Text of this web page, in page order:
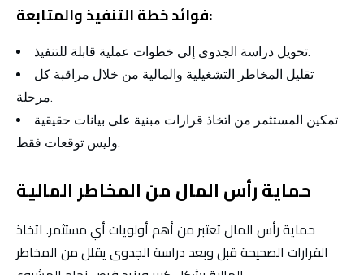
فوائد خطة التنفيذ والمتابعة:
تحويل دراسة الجدوى إلى خطوات عملية قابلة للتنفيذ.
تقليل المخاطر التشغيلية والمالية من خلال مراقبة كل
مرحلة.
تمكين المستثمر من اتخاذ قرارات مبنية على بيانات حقيقية
وليس توقعات فقط.
حماية رأس المال من المخاطر المالية
حماية رأس المال تعتبر من أهم أولويات أي مستثمر. اتخاذ
القرارات الصحيحة قبل وبعد دراسة الجدوى يقلل من المخاطر